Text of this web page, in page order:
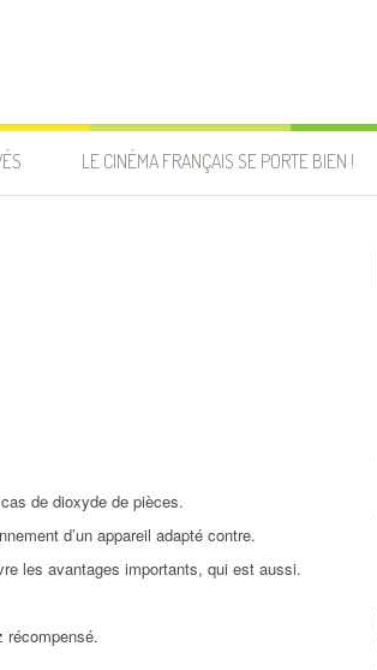
LE CINÉMA FRANÇAIS SE PORTE BIEN !
de dioxyde de pièces.
d’un appareil adapté contre.
les avantages importants, qui est aussi.
récompensé.